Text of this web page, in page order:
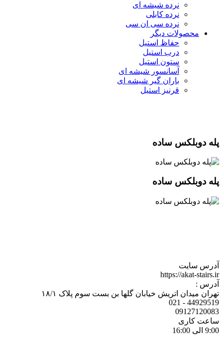
نرده شیشه ای
نرده کابلی
نرده سی ان سی
محصولات دیگر
حفاظ استیل
درب استیل
ستون استیل
آسانسور شیشه‌ ای
باران گیر شیشه ای
قرنیز استیل
پله دوبلکس ساده
پله دوبلکس ساده
آدرس سایت
https://akat-stairs.ir
آدرس :
تهران میدان اتریش خیابان گلها بن بست سوم پلاک ۱۸/۱
44929519 - 021
09127120083
ساعت کاری
9:00 الی 16:00